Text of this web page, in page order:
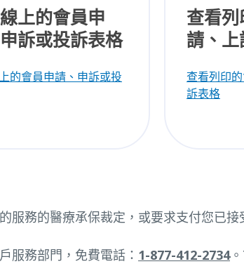
上的會員申
訴或投訴表格
的會員申請、申訴或投
查看
請、
查看列印
訴表格
服務的醫療承保裁定，或要求支付您已接
服務部門，免費電話： 1-877-412-2734